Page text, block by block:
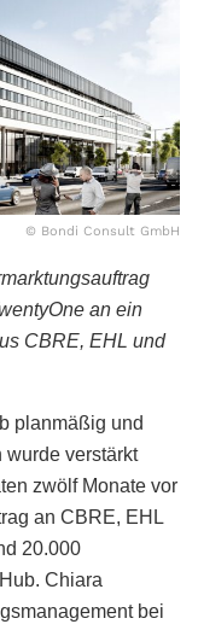
© Bondi Consult GmbH
an ein
CBRE, EHL und
planmäßig und
wurde verstärkt
zwölf Monate vor
an CBRE, EHL
20.000
Chiara
bei